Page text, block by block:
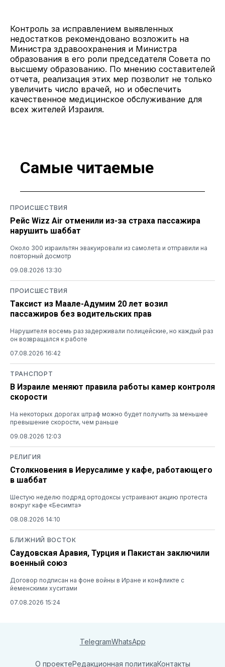
Контроль за исправлением выявленных
недостатков рекомендовано возложить на
Министра здравоохранения и Министра
образования в его роли председателя Совета по
высшему образованию. По мнению составителей
отчета, реализация этих мер позволит не только
увеличить число врачей, но и обеспечить
качественное медицинское обслуживание для
всех жителей Израиля.
Самые читаемые
ПРОИСШЕСТВИЯ
Рейс Wizz Air отменили из-за страха пассажира
нарушить шаббат
Около 300 израильтян эвакуировали из самолета и отправили на
повторный досмотр
09.08.2026 13:30
ПРОИСШЕСТВИЯ
Таксист из Маале-Адумим 20 лет возил
пассажиров без водительских прав
Нарушителя восемь раз задерживали полицейские, но каждый раз
он возвращался к работе
07.08.2026 16:42
ТРАНСПОРТ
В Израиле меняют правила работы камер контроля
скорости
На некоторых дорогах штраф можно будет получить за меньшее
превышение скорости, чем раньше
09.08.2026 12:03
РЕЛИГИЯ
Столкновения в Иерусалиме у кафе, работающего
в шаббат
Шестую неделю подряд ортодоксы устраивают акцию протеста
вокруг кафе «Бесимта»
08.08.2026 14:10
БЛИЖНИЙ ВОСТОК
Саудовская Аравия, Турция и Пакистан заключили
военный союз
Договор подписан на фоне войны в Иране и конфликте с
йеменскими хуситами
07.08.2026 15:24
TelegramWhatsApp
О проектеРедакционная политикаКонтакты